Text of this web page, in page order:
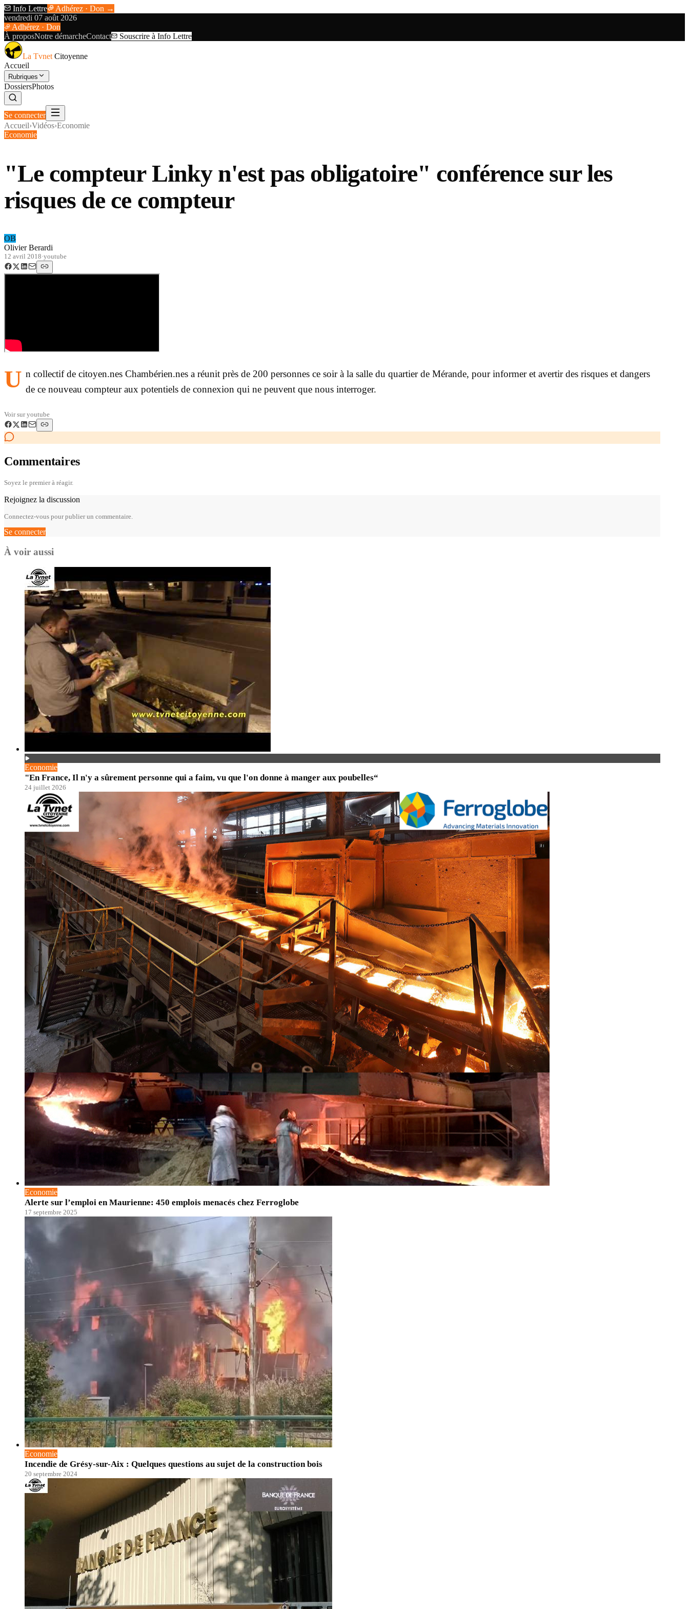
Info Lettre
Adhérez · Don →
vendredi 07 août 2026
Adhérez · Don
À proposNotre démarcheContact Souscrire à Info Lettre
La Tvnet Citoyenne
Accueil
Rubriques
DossiersPhotos
Se connecter
Accueil›Vidéos›Economie
Economie
"Le compteur Linky n'est pas obligatoire" conférence sur les
risques de ce compteur
OB
Olivier Berardi
12 avril 2018·youtube
U n collectif de citoyen.nes Chambérien.nes a réunit près de 200 personnes ce soir à la salle du quartier de Mérande, pour informer et avertir des risques et dangers
de ce nouveau compteur aux potentiels de connexion qui ne peuvent que nous interroger.
Voir suryoutube
Commentaires
Soyez le premier à réagir.
Rejoignez la discussion
Connectez-vous pour publier un commentaire.
Se connecter
À voir aussi
Economie
"En France, Il n'y a sûrement personne qui a faim, vu que l'on donne à manger aux poubelles“
24 juillet 2026
Economie
Alerte sur l’emploi en Maurienne: 450 emplois menacés chez Ferroglobe
17 septembre 2025
Economie
Incendie de Grésy-sur-Aix : Quelques questions au sujet de la construction bois
20 septembre 2024